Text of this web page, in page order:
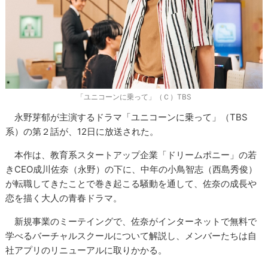
「ユニコーンに乗って」（Ｃ）TBS
永野芽郁が主演するドラマ「ユニコーンに乗って」（TBS
系）の第２話が、12日に放送された。
本作は、教育系スタートアップ企業「ドリームポニー」の若
きCEO成川佐奈（永野）の下に、中年の小鳥智志（西島秀俊）
が転職してきたことで巻き起こる騒動を通して、佐奈の成長や
恋を描く大人の青春ドラマ。
新規事業のミーテイングで、佐奈がインターネットで無料で
学べるバーチャルスクールについて解説し、メンバーたちは自
社アプリのリニューアルに取りかかる。